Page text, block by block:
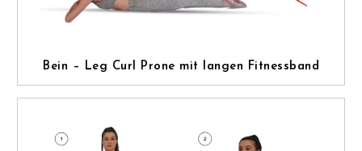
Bein – Leg Curl Prone mit langen Fitnessband